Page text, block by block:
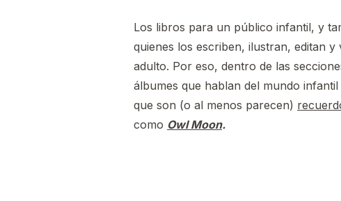
Los libros para un público infantil, y
quienes los escriben, ilustran, editan
adulto. Por eso, dentro de las
álbumes que hablan del mundo
que son (o al menos parecen)
como Owl Moon.